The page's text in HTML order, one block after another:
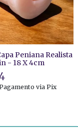
Peniana Realista
- 18 X 4cm
via Pix